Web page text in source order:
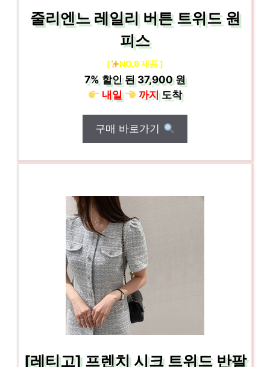
줄리엔느 레일리 버튼 트위드 원
피스
[ NO.8 제품 ]
7%할인 된37,900 원
내일
까지도착
구매 바로가기
[레티고] 프렌치 시크 트위드 반팔